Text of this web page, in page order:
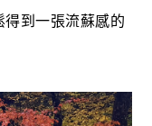
到一張流蘇感的